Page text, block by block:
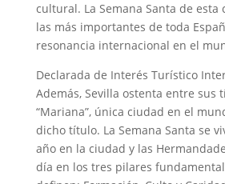
cultural. La Semana Santa de esta
las más importantes de toda
resonancia internacional en el
Declarada de Interés Turístico
Además, Sevilla ostenta entre sus
“Mariana”, única ciudad en el
dicho título. La Semana Santa se
año en la ciudad y las
día en los tres pilares